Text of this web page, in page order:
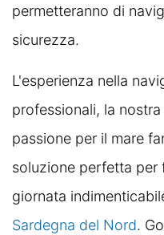
permetteranno di
sicurezza.
L'esperienza nella
professionali, la
passione per il mare
soluzione perfetta per
giornata
Sardegna del Nord.